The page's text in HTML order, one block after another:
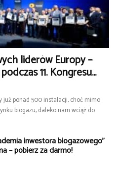
liderów Europy –
11. Kongresu...
już ponad 500 instalacji, choć mimo
biogazu, daleko nam wciąż do
inwestora biogazowego”
– pobierz za darmo!